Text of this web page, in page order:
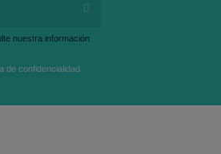
nuestra información
de confidencialidad